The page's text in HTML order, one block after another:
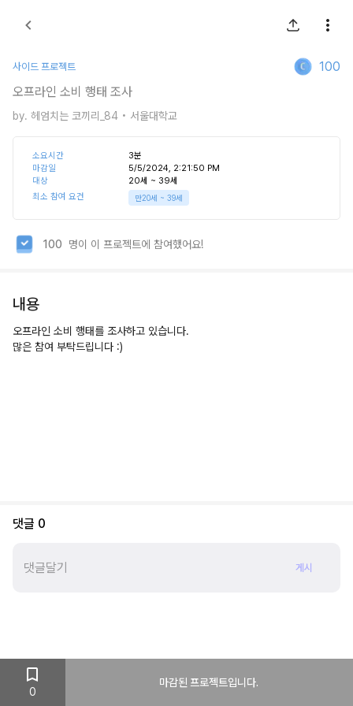
사이드 프로젝트
100
오프라인 소비 행태 조사
by. 헤엄치는 코끼리_84 • 서울대학교
소요시간 3분
마감일
5/5/2024, 2:21:50 PM
대상
20세 ~ 39세
최소 참여 요건
만20세 ~ 39세
100 명이 이 프로젝트에 참여했어요!
내용
오프라인 소비 행태를 조사하고 있습니다.
많은 참여 부탁드립니다 :)
댓글 0
게시
0
마감된 프로젝트입니다.